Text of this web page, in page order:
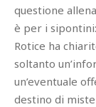
questione
è per i
Rotice ha
soltanto
un’eventuale
destino di